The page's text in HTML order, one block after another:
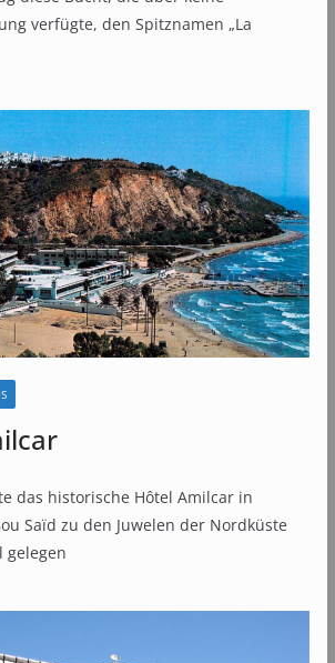
verfügte, den Spitznamen „La
das historische Hôtel Amilcar in
Saïd zu den Juwelen der Nordküste
gelegen